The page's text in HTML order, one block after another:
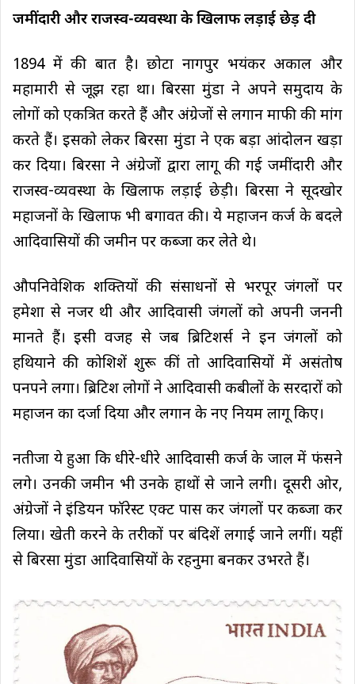
जमींदारी और राजस्व-व्यवस्था के खिलाफ लड़ाई छेड़ दी
1894 में की बात है। छोटा नागपुर भयंकर अकाल और
महामारी से जूझ रहा था। बिरसा मुंडा ने अपने समुदाय के
लोगों को एकत्रित करते हैं और अंग्रेजों से लगान माफी की मांग
करते हैं। इसको लेकर बिरसा मुंडा ने एक बड़ा आंदोलन खड़ा
कर दिया। बिरसा ने अंग्रेजों द्वारा लागू की गई जमींदारी और
राजस्व-व्यवस्था के खिलाफ लड़ाई छेड़ी। बिरसा ने सूदखोर
महाजनों के खिलाफ भी बगावत की। ये महाजन कर्ज के बदले
आदिवासियों की जमीन पर कब्जा कर लेते थे।
औपनिवेशिक शक्तियों की संसाधनों से भरपूर जंगलों पर
हमेशा से नजर थी और आदिवासी जंगलों को अपनी जननी
मानते हैं। इसी वजह से जब ब्रिटिशर्स ने इन जंगलों को
हथियाने की कोशिशें शुरू कीं तो आदिवासियों में असंतोष
पनपने लगा। ब्रिटिश लोगों ने आदिवासी कबीलों के सरदारों को
महाजन का दर्जा दिया और लगान के नए नियम लागू किए।
नतीजा ये हुआ कि धीरे-धीरे आदिवासी कर्ज के जाल में फंसने
लगे। उनकी जमीन भी उनके हाथों से जाने लगी। दूसरी ओर,
अंग्रेजों ने इंडियन फॉरेस्ट एक्ट पास कर जंगलों पर कब्जा कर
लिया। खेती करने के तरीकों पर बंदिशें लगाई जाने लगीं। यहीं
से बिरसा मुंडा आदिवासियों के रहनुमा बनकर उभरते हैं।